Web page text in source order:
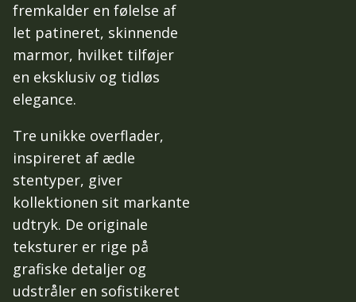
fremkalder en følelse af
let patineret, skinnende
marmor, hvilket tilføjer
en eksklusiv og tidløs
elegance.
Tre unikke overflader,
inspireret af ædle
stentyper, giver
kollektionen sit markante
udtryk. De originale
teksturer er rige på
grafiske detaljer og
udstråler en sofistikeret